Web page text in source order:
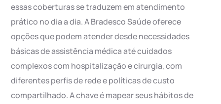
essas coberturas se traduzem em atendimento
prático no dia a dia. A Bradesco Saúde oferece
opções que podem atender desde necessidades
básicas de assistência médica até cuidados
complexos com hospitalização e cirurgia, com
diferentes perfis de rede e políticas de custo
compartilhado. A chave é mapear seus hábitos de